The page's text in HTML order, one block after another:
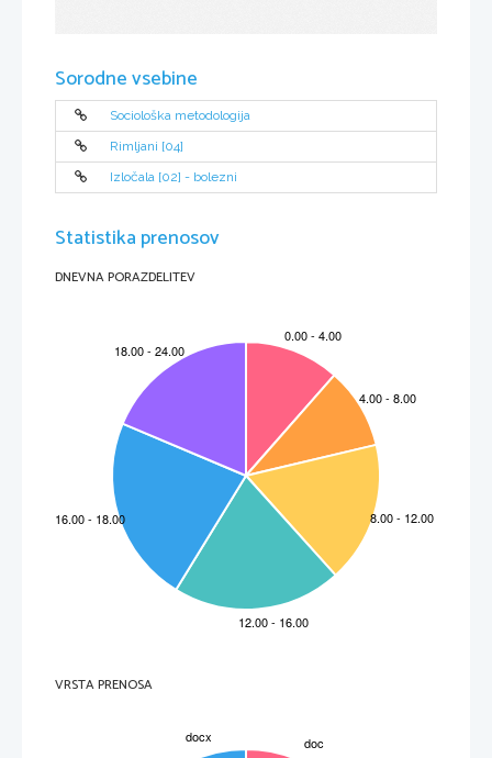
Sorodne vsebine
Sociološka metodologija
Rimljani [04]
Izločala [02] - bolezni
Statistika prenosov
DNEVNA PORAZDELITEV
VRSTA PRENOSA